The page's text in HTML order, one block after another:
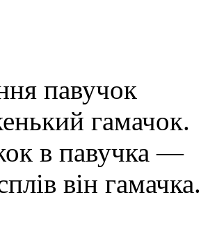
павучок
гамачок.
в павучка —
він гамачка.